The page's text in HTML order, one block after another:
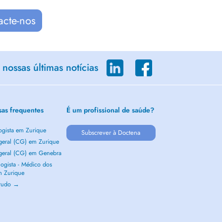
nos
últimas notícias
frequentes
em Zurique
(CG) em Zurique
(CG) em Genebra
- Médico dos
Zurique
→
É um profissional de saúde?
Subscrever à Doctena